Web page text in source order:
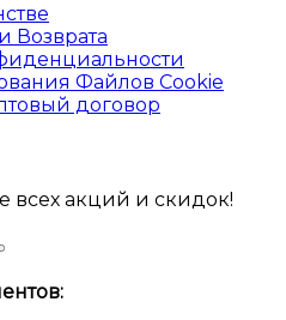
Возврата
Файлов Cookie
договор
всех акций и скидок!